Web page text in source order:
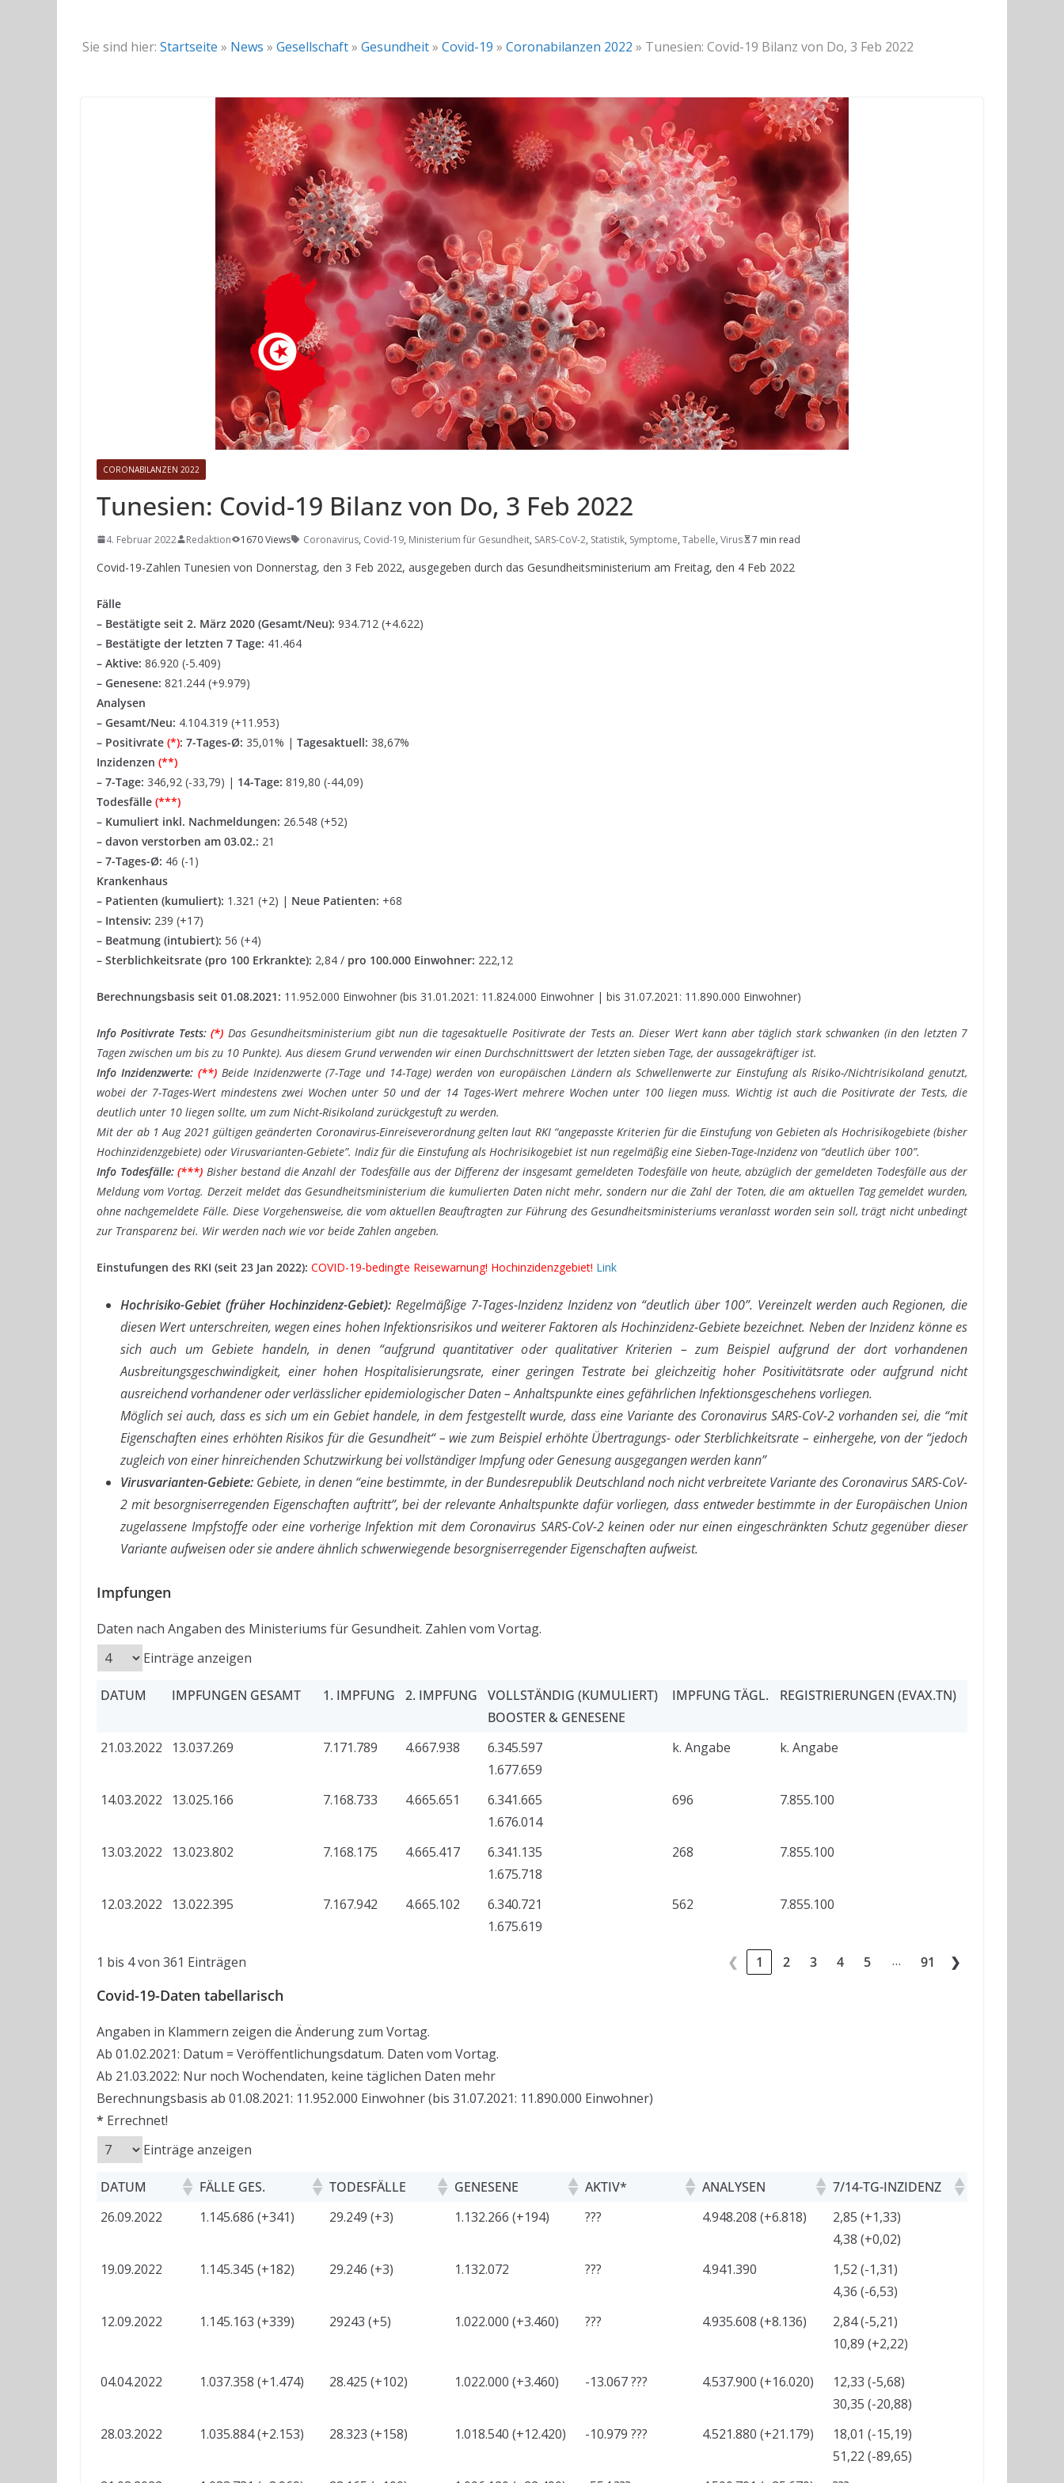
Sie sind hier: Startseite » News » Gesellschaft» Gesundheit» Covid-19 » Coronabilanzen 2022 » Tunesien: Covid-19 Bilanz von Do, 3 Feb 2022
CORONABILANZEN 2022
Tunesien: Covid-19 Bilanz von Do, 3 Feb 2022
4. Februar 2022 Redaktion 1670 Views Coronavirus, Covid-19, Ministerium für Gesundheit, SARS-CoV-2, Statistik, Symptome, Tabelle, Virus 7 min read
Covid-19-Zahlen Tunesien von Donnerstag, den 3 Feb 2022, ausgegeben durch das Gesundheitsministerium am Freitag, den 4 Feb 2022
Fälle
– Bestätigte seit 2. März 2020 (Gesamt/Neu): 934.712 (+4.622)
– Bestätigte der letzten 7 Tage: 41.464
– Aktive: 86.920 (-5.409)
– Genesene: 821.244 (+9.979)
Analysen
– Gesamt/Neu: 4.104.319 (+11.953)
– Positivrate (*): 7-Tages-Ø: 35,01% | Tagesaktuell: 38,67%
Inzidenzen (**)
– 7-Tage: 346,92 (-33,79) | 14-Tage: 819,80 (-44,09)
Todesfälle (***)
– Kumuliert inkl. Nachmeldungen: 26.548 (+52)
– davon verstorben am 03.02.: 21
– 7-Tages-Ø: 46 (-1)
Krankenhaus
– Patienten (kumuliert): 1.321 (+2) | Neue Patienten: +68
– Intensiv: 239 (+17)
– Beatmung (intubiert): 56 (+4)
– Sterblichkeitsrate (pro 100 Erkrankte): 2,84 / pro 100.000 Einwohner: 222,12
Berechnungsbasis seit 01.08.2021: 11.952.000 Einwohner (bis 31.01.2021: 11.824.000 Einwohner | bis 31.07.2021: 11.890.000 Einwohner)
Info Positivrate Tests: (*) Das Gesundheitsministerium gibt nun die tagesaktuelle Positivrate der Tests an. Dieser Wert kann aber täglich stark schwanken (in den letzten 7
Tagen zwischen um bis zu 10 Punkte). Aus diesem Grund verwenden wir einen Durchschnittswert der letzten sieben Tage, der aussagekräftiger ist.
Info Inzidenzwerte: (**) Beide Inzidenzwerte (7-Tage und 14-Tage) werden von europäischen Ländern als Schwellenwerte zur Einstufung als Risiko-/Nichtrisikoland genutzt,
wobei der 7-Tages-Wert mindestens zwei Wochen unter 50 und der 14 Tages-Wert mehrere Wochen unter 100 liegen muss. Wichtig ist auch die Positivrate der Tests, die
deutlich unter 10 liegen sollte, um zum Nicht-Risikoland zurückgestuft zu werden.
Mit der ab 1 Aug 2021 gültigen geänderten Coronavirus-Einreiseverordnung gelten laut RKI “angepasste Kriterien für die Einstufung von Gebieten als Hochrisikogebiete (bisher
Hochinzidenzgebiete) oder Virusvarianten-Gebiete”. Indiz für die Einstufung als Hochrisikogebiet ist nun regelmäßig eine Sieben-Tage-Inzidenz von “deutlich über 100”.
Info Todesfälle: (***) Bisher bestand die Anzahl der Todesfälle aus der Differenz der insgesamt gemeldeten Todesfälle von heute, abzüglich der gemeldeten Todesfälle aus der
Meldung vom Vortag. Derzeit meldet das Gesundheitsministerium die kumulierten Daten nicht mehr, sondern nur die Zahl der Toten, die am aktuellen Tag gemeldet wurden,
ohne nachgemeldete Fälle. Diese Vorgehensweise, die vom aktuellen Beauftragten zur Führung des Gesundheitsministeriums veranlasst worden sein soll, trägt nicht unbedingt
zur Transparenz bei. Wir werden nach wie vor beide Zahlen angeben.
Einstufungen des RKI (seit 23 Jan 2022): COVID-19-bedingte Reisewarnung! Hochinzidenzgebiet! Link
Hochrisiko-Gebiet (früher Hochinzidenz-Gebiet): Regelmäßige 7-Tages-Inzidenz Inzidenz von “deutlich über 100”. Vereinzelt werden auch Regionen, die
diesen Wert unterschreiten, wegen eines hohen Infektionsrisikos und weiterer Faktoren als Hochinzidenz-Gebiete bezeichnet. Neben der Inzidenz könne es
sich auch um Gebiete handeln, in denen “aufgrund quantitativer oder qualitativer Kriterien – zum Beispiel aufgrund der dort vorhandenen
Ausbreitungsgeschwindigkeit, einer hohen Hospitalisierungsrate, einer geringen Testrate bei gleichzeitig hoher Positivitätsrate oder aufgrund nicht
ausreichend vorhandener oder verlässlicher epidemiologischer Daten – Anhaltspunkte eines gefährlichen Infektionsgeschehens vorliegen.
Möglich sei auch, dass es sich um ein Gebiet handele, in dem festgestellt wurde, dass eine Variante des Coronavirus SARS-CoV-2 vorhanden sei, die “mit
Eigenschaften eines erhöhten Risikos für die Gesundheit“ – wie zum Beispiel erhöhte Übertragungs- oder Sterblichkeitsrate – einhergehe, von der “jedoch
zugleich von einer hinreichenden Schutzwirkung bei vollständiger Impfung oder Genesung ausgegangen werden kann”
Virusvarianten-Gebiete: Gebiete, in denen “eine bestimmte, in der Bundesrepublik Deutschland noch nicht verbreitete Variante des Coronavirus SARS-CoV-
2 mit besorgniserregenden Eigenschaften auftritt”, bei der relevante Anhaltspunkte dafür vorliegen, dass entweder bestimmte in der Europäischen Union
zugelassene Impfstoffe oder eine vorherige Infektion mit dem Coronavirus SARS-CoV-2 keinen oder nur einen eingeschränkten Schutz gegenüber dieser
Variante aufweisen oder sie andere ähnlich schwerwiegende besorgniserregender Eigenschaften aufweist.
Impfungen
Daten nach Angaben des Ministeriums für Gesundheit. Zahlen vom Vortag.
Einträge anzeigen
DATUM IMPFUNGEN GESAMT 1. IMPFUNG 2. IMPFUNG
VOLLSTÄNDIG (KUMULIERT)
BOOSTER & GENESENE
IMPFUNG TÄGL. REGISTRIERUNGEN (EVAX.TN)
21.03.2022 13.037.269 7.171.789 4.667.938
6.345.597
1.677.659
k. Angabe k. Angabe
14.03.2022 13.025.166 7.168.733 4.665.651
6.341.665
1.676.014
696 7.855.100
13.03.2022 13.023.802 7.168.175 4.665.417
6.341.135
1.675.718
268 7.855.100
12.03.2022 13.022.395 7.167.942 4.665.102
6.340.721
1.675.619
562 7.855.100
1 bis 4 von 361 Einträgen ❮ 1 2 3 4 5 … 91 ❯
Covid-19-Daten tabellarisch
Angaben in Klammern zeigen die Änderung zum Vortag.
Ab 01.02.2021: Datum = Veröffentlichungsdatum. Daten vom Vortag.
Ab 21.03.2022: Nur noch Wochendaten, keine täglichen Daten mehr
Berechnungsbasis ab 01.08.2021: 11.952.000 Einwohner (bis 31.07.2021: 11.890.000 Einwohner)
* Errechnet!
Einträge anzeigen
DATUM FÄLLE GES. TODESFÄLLE GENESENE AKTIV* ANALYSEN
7/14-TG-INZIDENZ
26.09.2022
1.145.686 (+341) 29.249 (+3) 1.132.266 (+194) ??? 4.948.208 (+6.818)
2,85 (+1,33)
4,38 (+0,02)
19.09.2022
1.145.345 (+182) 29.246 (+3) 1.132.072 ??? 4.941.390
1,52 (-1,31)
4,36 (-6,53)
12.09.2022
1.145.163 (+339) 29243 (+5) 1.022.000 (+3.460) ??? 4.935.608 (+8.136)
2,84 (-5,21)
10,89 (+2,22)
04.04.2022 1.037.358 (+1.474) 28.425 (+102) 1.022.000 (+3.460) -13.067 ??? 4.537.900 (+16.020)
12,33 (-5,68)
30,35 (-20,88)
28.03.2022
1.035.884 (+2.153) 28.323 (+158) 1.018.540 (+12.420) -10.979 ??? 4.521.880 (+21.179)
18,01 (-15,19)
51,22 (-89,65)